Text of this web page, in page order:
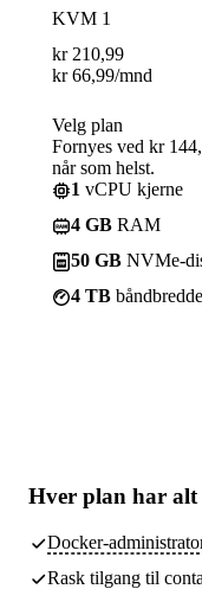
KVM 1
kr 210,99
kr 66,99/mnd
Velg plan
Fornyes ved kr
når som helst.
1 vCPU kjerne
4 GB RAM
50 GB NVMe-
4 TB båndbredde
Hver plan har alt
Docker-
Rask tilgang til